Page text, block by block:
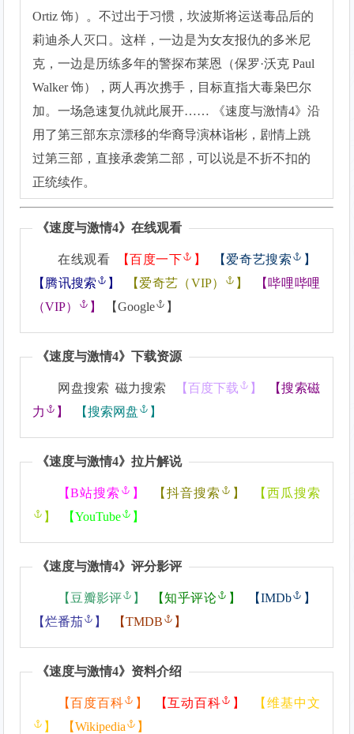
Ortiz 饰）。不过出于习惯，坎波斯将运送毒品后的
莉迪杀人灭口。这样，一边是为女友报仇的多米尼
克，一边是历练多年的警探布莱恩（保罗·沃克 Paul
Walker 饰），两人再次携手，目标直指大毒枭巴尔
加。一场急速复仇就此展开…… 《速度与激情4》沿
用了第三部东京漂移的华裔导演林诣彬，剧情上跳
过第三部，直接承袭第二部，可以说是不折不扣的
正统续作。
《速度与激情4》在线观看
在线观看 【百度一下 】 【 爱奇艺搜索
】
【 腾讯搜索 】 【 爱奇艺（VIP） 】 【 哔哩哔哩
（VIP）
】 【Google 】
《速度与激情4》下载资源
网盘搜索 磁力搜索 【百度下载 】 【搜索磁
力
】 【搜索网盘 】
《速度与激情4》拉片解说
【B站搜索 】 【抖音搜索 】 【西瓜搜索
】
【YouTube 】
《速度与激情4》评分影评
【 豆瓣影评 】 【知乎评论 】 【IMDb
】
【烂番茄 】 【TMDB 】
《速度与激情4》资料介绍
【百度百科 】 【互动百科 】 【维基中文
】
【Wikipedia 】